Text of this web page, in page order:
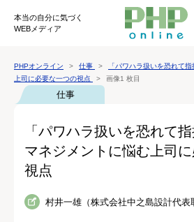
本当の自分に気づく
WEBメディア
PHPオンライン 仕事
「パワハラ扱いを恐れて
上司に必要な一つの視点
画像1 枚目
仕事
「パワハラ扱いを恐れて指
マネジメントに悩む上司
視点
村井一雄（株式会社中之島設計代表